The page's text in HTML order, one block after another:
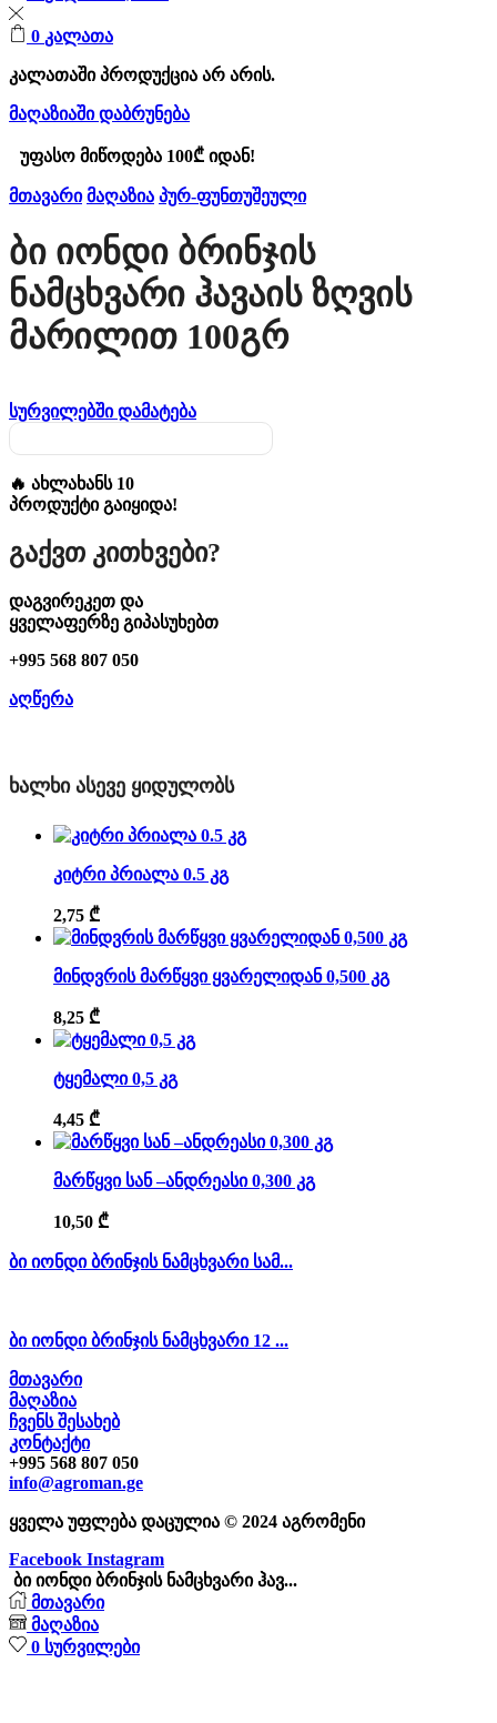
0 კალათა
კალათაში პროდუქცია არ არის.
მაღაზიაში დაბრუნება
უფასო მიწოდება 100₾ იდან!
მთავარი მაღაზია პურ-ფუნთუშეული
Ბი Იონდი Ბრინჯის
Ნამცხვარი Ჰავაის Ზღვის
Მარილით 100გრ
სურვილებში დამატება
🔥 ახლახანს 10
პროდუქტი გაიყიდა!
Გაქვთ Კითხვები?
დაგვირეკეთ და
ყველაფერზე გიპასუხებთ
+995 568 807 050
აღწერა
ᲮᲐᲚᲮᲘ ᲐᲡᲔᲕᲔ ᲧᲘᲓᲣᲚᲝᲑᲡ
კიტრი პრიალა 0.5 კგ
2,75 ₾
მინდვრის მარწყვი ყვარელიდან 0,500 კგ
8,25 ₾
ტყემალი 0,5 კგ
4,45 ₾
მარწყვი სან –ანდრეასი 0,300 კგ
10,50 ₾
ბი იონდი ბრინჯის ნამცხვარი სამ...
ბი იონდი ბრინჯის ნამცხვარი 12 ...
მთავარი
მაღაზია
ჩვენს შესახებ
კონტაქტი
+995 568 807 050
info@agroman.ge
ყველა უფლება დაცულია © 2024 აგრომენი
Facebook Instagram
ბი იონდი ბრინჯის ნამცხვარი ჰავ...
მთავარი
მაღაზია
0 სურვილები